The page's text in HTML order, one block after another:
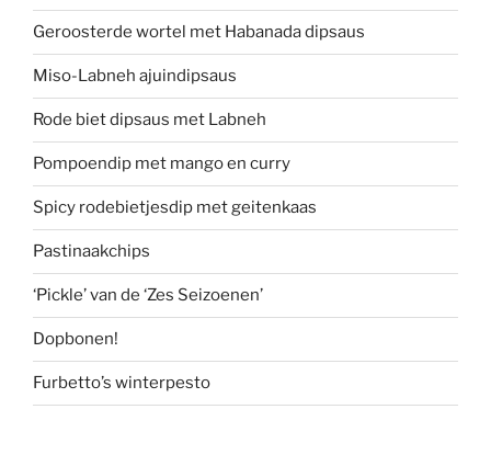
Geroosterde wortel met Habanada dipsaus
Miso-Labneh ajuindipsaus
Rode biet dipsaus met Labneh
Pompoendip met mango en curry
Spicy rodebietjesdip met geitenkaas
Pastinaakchips
‘Pickle’ van de ‘Zes Seizoenen’
Dopbonen!
Furbetto’s winterpesto